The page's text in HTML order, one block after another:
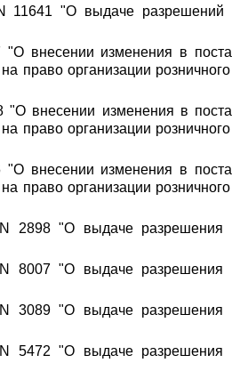
N 11641 "О выдаче
"О внесении изменения в
право организации
"О внесении изменения в
право организации
"О внесении изменения в
право организации
N 2898 "О выдаче разрешения
N 8007 "О выдаче разрешения
N 3089 "О выдаче разрешения
N 5472 "О выдаче разрешения